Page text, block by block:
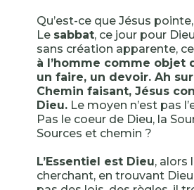
Qu’est-ce que Jésus pointe,
Le sabbat, ce jour pour
sans création apparente,
à l’homme comme objet
un faire, un devoir. Ah
Chemin faisant, Jésus
Dieu. Le moyen n’est pas
Pas le coeur de Dieu, la
Sources et chemin ?
L’Essentiel est Dieu, alors
cherchant, en trouvant